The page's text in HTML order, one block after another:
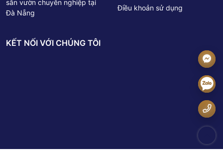
sân vườn chuyên nghiệp tại
Đà Nẵng
Điều khoản sử dụng
KẾT NỐI VỚI CHÚNG TÔI